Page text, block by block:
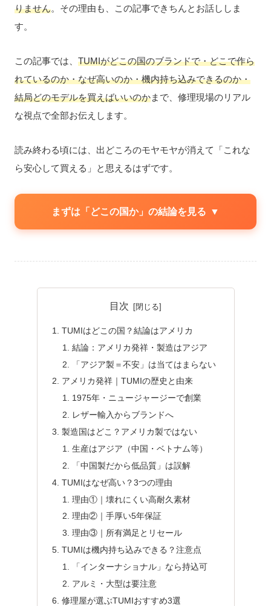
りません。その理由も、この記事できちんとお話ししま
す。
この記事では、 TUMIがどこの国のブランドで・どこで作ら
れているのか・なぜ高いのか・機内持ち込みできるのか・
結局どのモデルを買えばいいのかまで、修理現場のリアル
な視点で全部お伝えします。
読み終わる頃には、出どころのモヤモヤが消えて「これな
ら安心して買える」と思えるはずです。
まずは「どこの国か」の結論を見る ▼
目次
TUMIはどこの国？結論はアメリカ
結論：アメリカ発祥・製造はアジア
「アジア製＝不安」は当てはまらない
アメリカ発祥｜TUMIの歴史と由来
1975年・ニュージャージーで創業
レザー輸入からブランドへ
製造国はどこ？アメリカ製ではない
生産はアジア（中国・ベトナム等）
「中国製だから低品質」は誤解
TUMIはなぜ高い？3つの理由
理由①｜壊れにくい高耐久素材
理由②｜手厚い5年保証
理由③｜所有満足とリセール
TUMIは機内持ち込みできる？注意点
「インターナショナル」なら持込可
アルミ・大型は要注意
修理屋が選ぶTUMIおすすめ3選